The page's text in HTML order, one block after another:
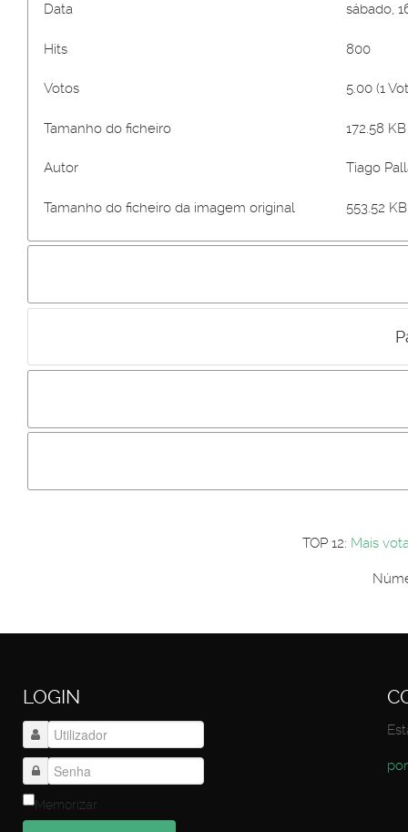
Data sábado,
Hits 800
Votos 5.00 (1
Tamanho do ficheiro 172.58
Autor Tiago
Tamanho do ficheiro da imagem original 553.52
Incluir imagem :
Os
Primeiro autentique-se...
TOP 12: Mais
LOGIN
Memorizar